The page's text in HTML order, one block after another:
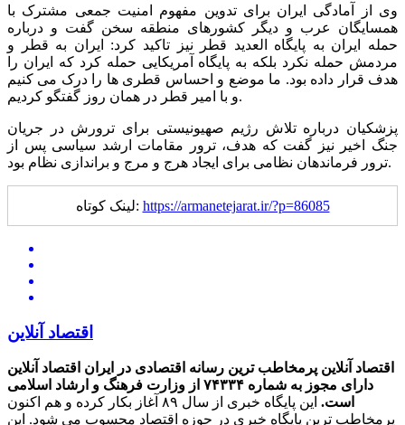
وی از آمادگی ایران برای تدوین مفهوم امنیت جمعی مشترک با
همسایگان عرب و دیگر کشورهای منطقه سخن گفت و درباره
حمله ایران به پایگاه العدید قطر نیز تاکید کرد: ایران به قطر و
مردمش حمله نکرد بلکه به پایگاه آمریکایی حمله کرد که ایران را
هدف قرار داده بود. ما موضع و احساس قطری ها را درک می کنیم
و با امیر قطر در همان روز گفتگو کردیم.
پزشکیان درباره تلاش رژیم صهیونیستی برای ترورش در جریان
جنگ اخیر نیز گفت که هدف، ترور مقامات ارشد سیاسی پس از
ترور فرماندهان نظامی برای ایجاد هرج و مرج و براندازی نظام بود.
لینک کوتاه: https://armanetejarat.ir/?p=86085
اقتصاد آنلاین
اقتصاد آنلاین پرمخاطب ترین رسانه اقتصادی در ایران اقتصاد آنلاین
دارای مجوز به شماره ۷۴۳۳۴ از وزارت فرهنگ و ارشاد اسلامی
است.
این پایگاه خبری از سال ۸۹ آغاز بکار کرده و هم اکنون
پرمخاطب ترین پایگاه خبری در حوزه اقتصاد محسوب می شود. این